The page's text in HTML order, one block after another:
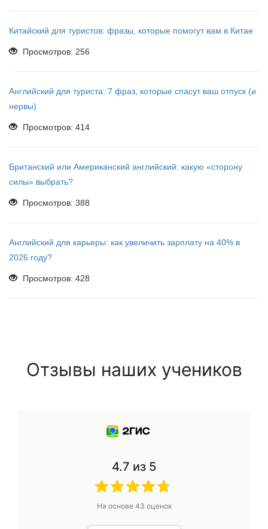
Китайский для туристов: фразы, которые помогут вам в Китае
Просмотров: 256
Английский для туриста: 7 фраз, которые спасут ваш отпуск (и
нервы)
Просмотров: 414
Британский или Американский английский: какую «сторону
силы» выбрать?
Просмотров: 388
Английский для карьеры: как увеличить зарплату на 40% в
2026 году?
Просмотров: 428
Отзывы наших учеников
4.7 из 5
На основе 43 оценок